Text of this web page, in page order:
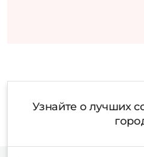
Узнайте о лучших